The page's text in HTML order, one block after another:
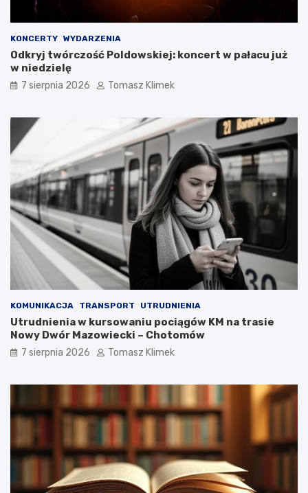
KONCERTY WYDARZENIA
Odkryj twórczość Poldowskiej: koncert w pałacu już
w niedzielę
7 sierpnia 2026 Tomasz Klimek
KOMUNIKACJA TRANSPORT UTRUDNIENIA
Utrudnienia w kursowaniu pociągów KM na trasie
Nowy Dwór Mazowiecki – Chotomów
7 sierpnia 2026 Tomasz Klimek